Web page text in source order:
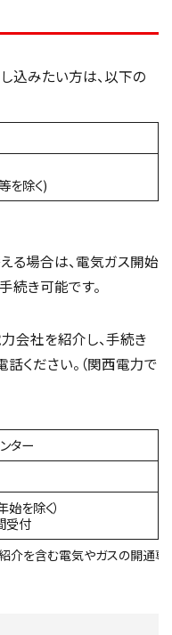
込みたい方は、以下の
を除く)
る場合は、電気ガス開始
続き可能です。
会社を紹介し、手続き
ください。（関西電力で
ター
を除く）
受付
を含む電気やガスの開通専